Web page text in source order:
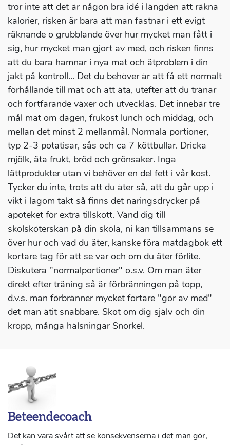
tror inte att det är någon bra idé i längden att räkna
kalorier, risken är bara att man fastnar i ett evigt
räknande o grubblande över hur mycket man fått i
sig, hur mycket man gjort av med, och risken finns
att du bara hamnar i nya mat och ätproblem i din
jakt på kontroll... Det du behöver är att få ett normalt
förhållande till mat och att äta, utefter att du tränar
och fortfarande växer och utvecklas. Det innebär tre
mål mat om dagen, frukost lunch och middag, och
mellan det minst 2 mellanmål. Normala portioner,
typ 2-3 potatisar, sås och ca 7 köttbullar. Dricka
mjölk, äta frukt, bröd och grönsaker. Inga
lättprodukter utan vi behöver en del fett i vår kost.
Tycker du inte, trots att du äter så, att du går upp i
vikt i lagom takt så finns det näringsdrycker på
apoteket för extra tillskott. Vänd dig till
skolsköterskan på din skola, ni kan tillsammans se
över hur och vad du äter, kanske föra matdagbok ett
kortare tag för att se var och om du äter förlite.
Diskutera "normalportioner" o.s.v. Om man äter
direkt efter träning så är förbränningen på topp,
d.v.s. man förbränner mycket fortare "gör av med"
det man ätit snabbare. Sköt om dig själv och din
kropp, många hälsningar Snorkel.
Beteendecoach
Det kan vara svårt att se konsekvenserna i det man gör,